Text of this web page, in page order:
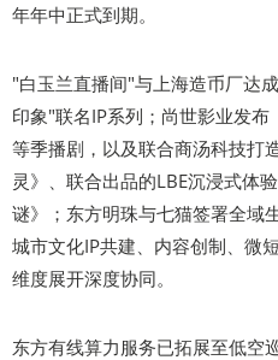
年年中正式到期。
"白玉兰直播间"与上海造币厂达
印象"联名IP系列；尚世影业发布
等季播剧，以及联合商汤科技打
灵》、联合出品的LBE沉浸式体
谜》；东方明珠与七猫签署全域
城市文化IP共建、内容创制、微
维度展开深度协同。
东方有线算力服务已拓展至低空